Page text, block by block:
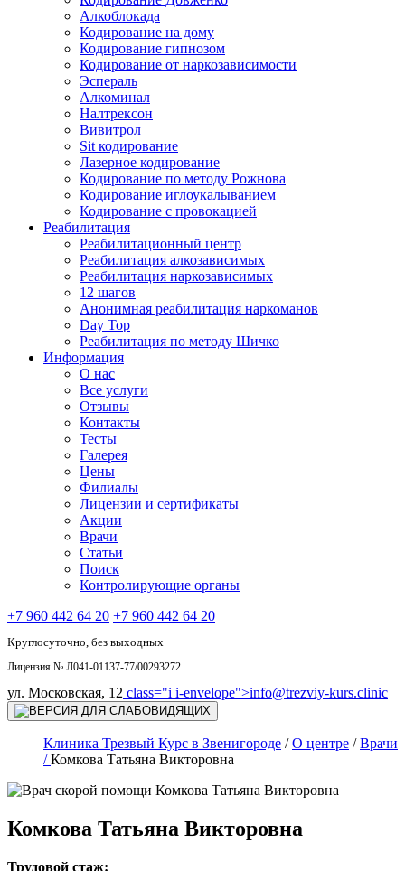
Алкоблокада
Кодирование на дому
Кодирование гипнозом
Кодирование от наркозависимости
Эспераль
Алкоминал
Налтрексон
Вивитрол
Sit кодирование
Лазерное кодирование
Кодирование по методу Рожнова
Кодирование иглоукалыванием
Кодирование с провокацией
Реабилитация
Реабилитационный центр
Реабилитация алкозависимых
Реабилитация наркозависимых
12 шагов
Анонимная реабилитация наркоманов
Day Top
Реабилитация по методу Шичко
Информация
О нас
Все услуги
Отзывы
Контакты
Тесты
Галерея
Цены
Филиалы
Лицензии и сертификаты
Акции
Врачи
Статьи
Поиск
Контролирующие органы
+7 960 442 64 20 +7 960 442 64 20
Круглосуточно, без выходных
Лицензия № Л041-01137-77/00293272
ул. Московская, 12 class="i i-envelope">info@trezviy-kurs.clinic
Клиника Трезвый Курс в Звенигороде /О центре /Врачи
/Комкова Татьяна Викторовна
Комкова Татьяна Викторовна
Трудовой стаж: